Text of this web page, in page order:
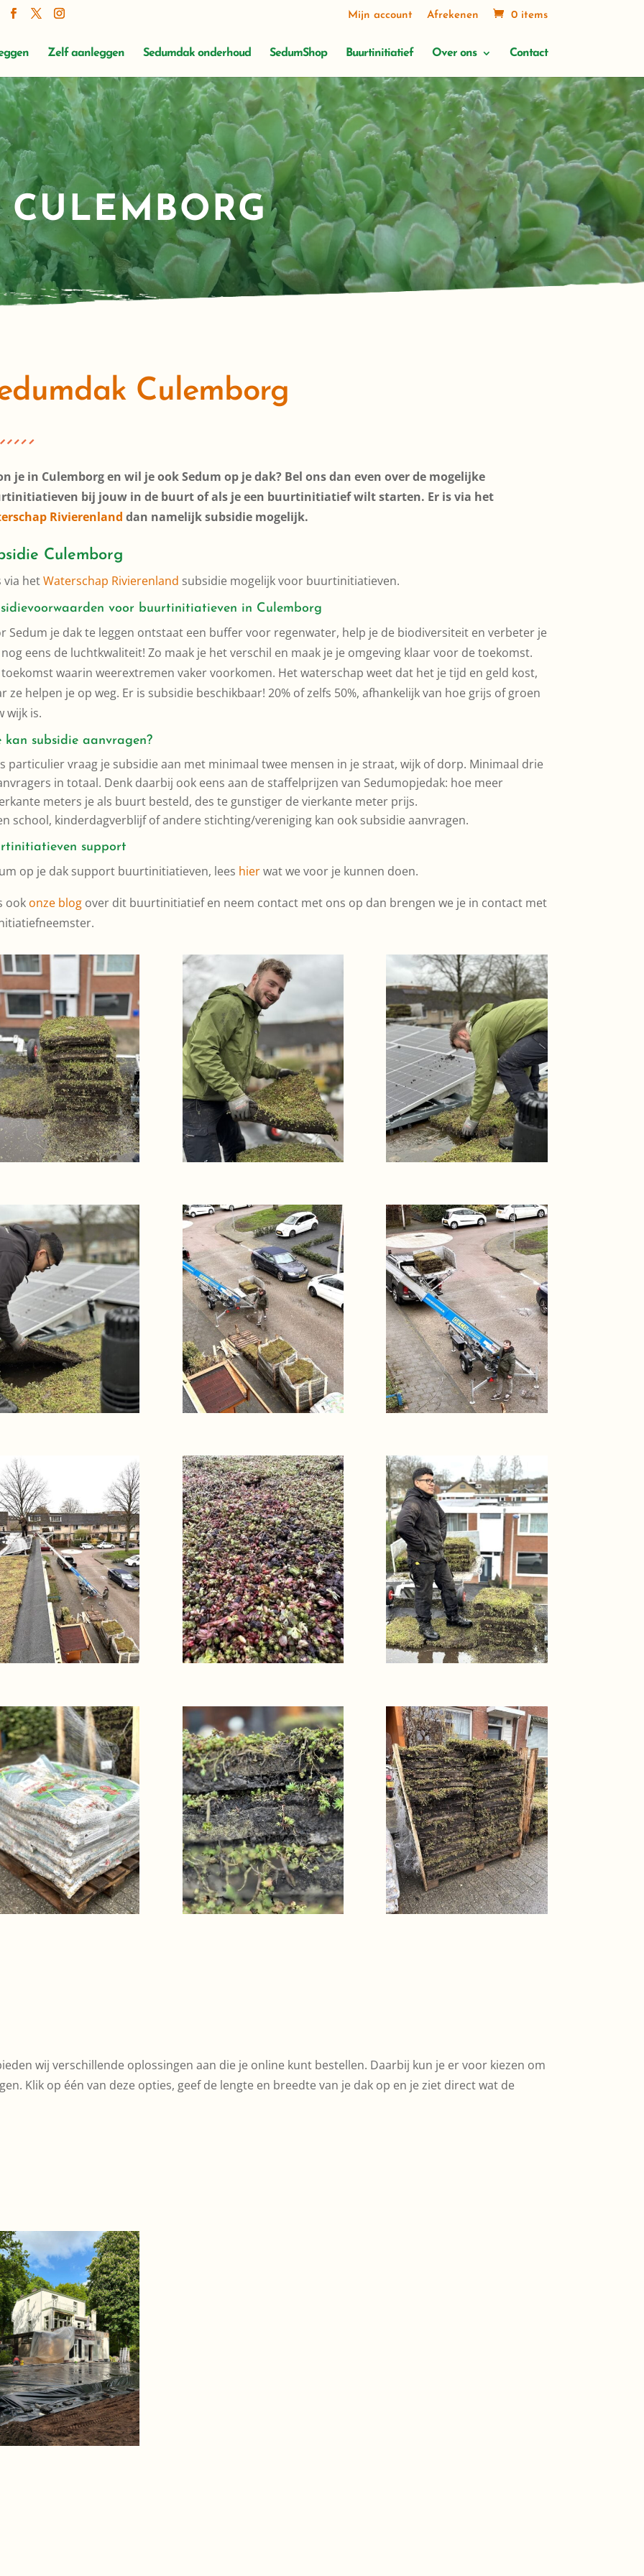
Mijn account Afrekenen 0 items
Zelf aanleggen Sedumdak onderhoud SedumShop Buurtinitiatief Over ons Contact
Culemborg
je in Culemborg en wil je ook Sedum op je dak? Bel ons dan even over de mogelijke
bij jouw in de buurt of als je een buurtinitiatief wilt starten. Er is via het
Rivierenland dan namelijk subsidie mogelijk.
Culemborg
via hetWaterschap Rivierenland subsidie mogelijk voor buurtinitiatieven.
voor buurtinitiatieven in Culemborg
Sedum je dak te leggen ontstaat een buffer voor regenwater, help je de biodiversiteit en verbeter je
eens de luchtkwaliteit! Zo maak je het verschil en maak je je omgeving klaar voor de toekomst.
toekomst waarin weerextremen vaker voorkomen. Het waterschap weet dat het je tijd en geld kost,
ze helpen je op weg. Er is subsidie beschikbaar! 20% of zelfs 50%, afhankelijk van hoe grijs of groen
wijk is.
kan subsidie aanvragen?
particulier vraag je subsidie aan met minimaal twee mensen in je straat, wijk of dorp. Minimaal drie
in totaal. Denk daarbij ook eens aan de staffelprijzen van Sedumopjedak: hoe meer
meters je als buurt besteld, des te gunstiger de vierkante meter prijs.
school, kinderdagverblijf of andere stichting/vereniging kan ook subsidie aanvragen.
support
op je dak support buurtinitiatieven, lees hierwat we voor je kunnen doen.
ook onze blogover dit buurtinitiatief en neem contact met ons op dan brengen we je in contact met
wij verschillende oplossingen aan die je online kunt bestellen. Daarbij kun je er voor kiezen om
Klik op één van deze opties, geef de lengte en breedte van je dak op en je ziet direct wat de